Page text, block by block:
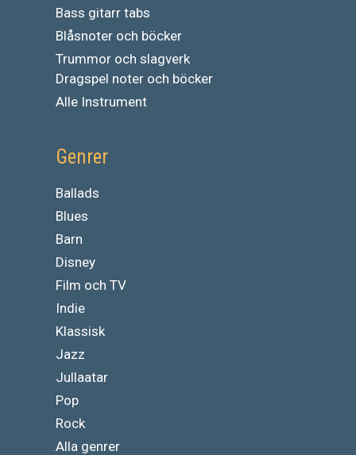
Bass gitarr tabs
Blåsnoter och böcker
Trummor och slagverk
Dragspel noter och böcker
Alle Instrument
Genrer
Ballads
Blues
Barn
Disney
Film och TV
Indie
Klassisk
Jazz
Jullaatar
Pop
Rock
Alla genrer